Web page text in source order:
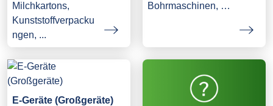
Milchkartons,
Kunststoffverpacku
ngen, ...
Bohrmaschinen, …
E-Geräte (Großgeräte)